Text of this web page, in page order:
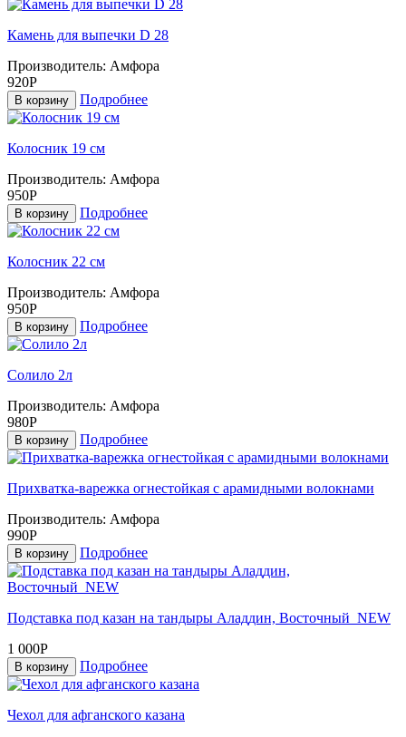
Камень для выпечки D 28
Производитель: Амфора
920Р
В корзину Подробнее
Колосник 19 см
Производитель: Амфора
950Р
В корзину Подробнее
Колосник 22 см
Производитель: Амфора
950Р
В корзину Подробнее
Солило 2л
Производитель: Амфора
980Р
В корзину Подробнее
Прихватка-варежка огнестойкая с арамидными волокнами
Производитель: Амфора
990Р
В корзину Подробнее
Подставка под казан на тандыры Аладдин, Восточный_NEW
1 000Р
В корзину Подробнее
Чехол для афганского казана